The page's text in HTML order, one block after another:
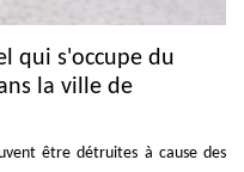
qui s'occupe du
la ville de
être détruites à cause des